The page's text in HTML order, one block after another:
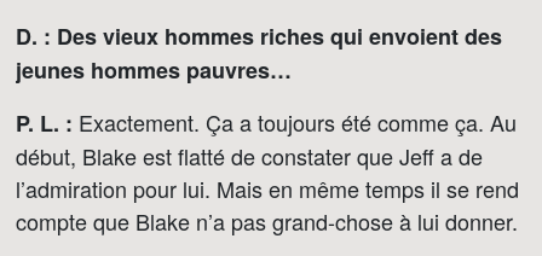
D. : Des vieux hommes riches qui envoient des
jeunes hommes pauvres…
P. L. : Exactement. Ça a toujours été comme ça. Au
début, Blake est flatté de constater que Jeff a de
l’admiration pour lui. Mais en même temps il se rend
compte que Blake n’a pas grand-chose à lui donner.